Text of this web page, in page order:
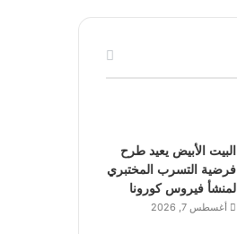
البيت الأبيض يعيد طرح
فرضية التسرب المختبري
لمنشأ فيروس كورونا
أغسطس 7, 2026